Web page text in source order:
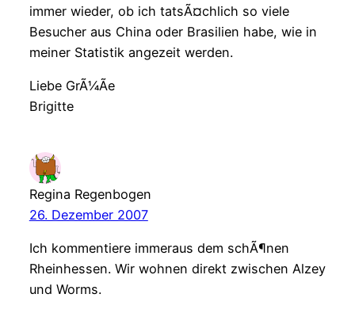
immer wieder, ob ich tatsÃ¤chlich so viele
Besucher aus China oder Brasilien habe, wie in
meiner Statistik angezeit werden.
Liebe GrÃ¼Ãe
Brigitte
Regina Regenbogen
26. Dezember 2007
Ich kommentiere immeraus dem schÃ¶nen
Rheinhessen. Wir wohnen direkt zwischen Alzey
und Worms.